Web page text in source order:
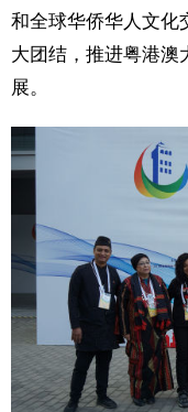
和全球华侨华人文化
大团结，推进粤港澳
展。